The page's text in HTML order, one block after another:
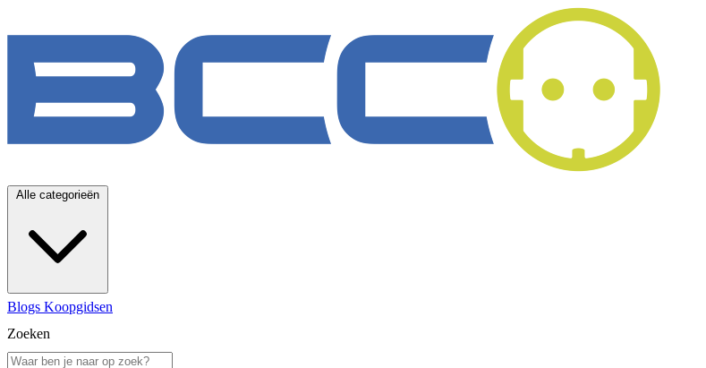
Alle categorieën
Blogs Koopgidsen
Zoeken